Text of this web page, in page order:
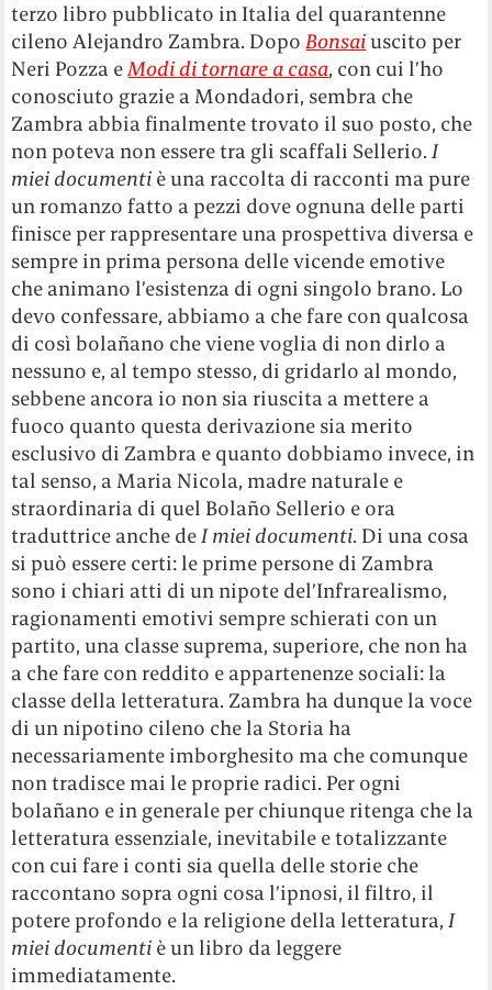
terzo libro pubblicato in Italia del quarantenne
cileno Alejandro Zambra. DopoBonsaiuscito per
Neri Pozza eModi di tornare a casa, con cui l’ho
conosciuto grazie a Mondadori, sembra che
Zambra abbia finalmente trovato il suo posto, che
non poteva non essere tra gli scaffali Sellerio.I
miei documenti è una raccolta di racconti ma pure
un romanzo fatto a pezzi dove ognuna delle parti
finisce per rappresentare una prospettiva diversa e
sempre in prima persona delle vicende emotive
che animano l’esistenza di ogni singolo brano. Lo
devo confessare, abbiamo a che fare con qualcosa
di così bolañano che viene voglia di non dirlo a
nessuno e, al tempo stesso, di gridarlo al mondo,
sebbene ancora io non sia riuscita a mettere a
fuoco quanto questa derivazione sia merito
esclusivo di Zambra e quanto dobbiamo invece, in
tal senso, a Maria Nicola, madre naturale e
straordinaria di quel Bolaño Sellerio e ora
traduttrice anche deI miei documenti. Di una cosa
si può essere certi: le prime persone di Zambra
sono i chiari atti di un nipote del’Infrarealismo,
ragionamenti emotivi sempre schierati con un
partito, una classe suprema, superiore, che non ha
a che fare con reddito e appartenenze sociali: la
classe della letteratura. Zambra ha dunque la voce
di un nipotino cileno che la Storia ha
necessariamente imborghesito ma che comunque
non tradisce mai le proprie radici. Per ogni
bolañano e in generale per chiunque ritenga che la
letteratura essenziale, inevitabile e totalizzante
con cui fare i conti sia quella delle storie che
raccontano sopra ogni cosa l’ipnosi, il filtro, il
potere profondo e la religione della letteratura,I
miei documenti è un libro da leggere
immediatamente.